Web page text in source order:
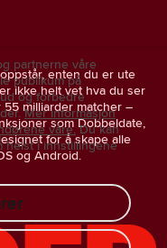
enten du er ute
ikke helt vet hva du ser
milliarder matcher –
som Dobbeldate,
for å skape alle
og Android.
partnerne våre
publikum på
og forbedre
Mer informasjon
våre. Du kan
helst i innstillingene